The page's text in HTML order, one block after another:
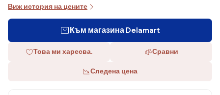
Виж история на цените
Към магазина Delamart
Това ми харесва. Сравни
Следена цена